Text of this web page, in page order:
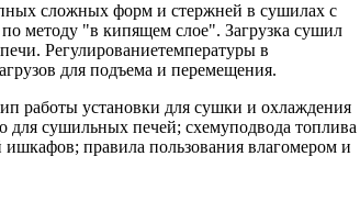
сложных форм и стержней в сушилах с
методу "в кипящем слое". Загрузка сушил
Регулированиетемпературы в
для подъема и перемещения.
работы установки для сушки и охлаждения
сушильных печей; схемуподвода топлива
правила пользования влагомером и